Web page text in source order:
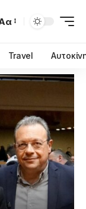
Travel